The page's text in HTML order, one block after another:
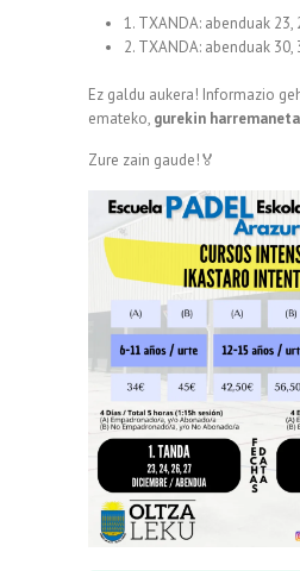
1. TXANDA: abenduak 23,
2. TXANDA: abenduak
Ez galdu aukera! Informazio
emateko, gurekin
Zure zain gaude!🏅